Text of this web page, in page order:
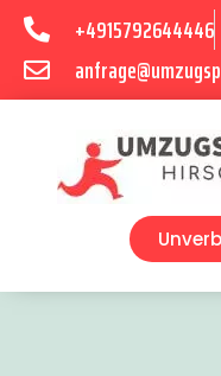
+4915792644446